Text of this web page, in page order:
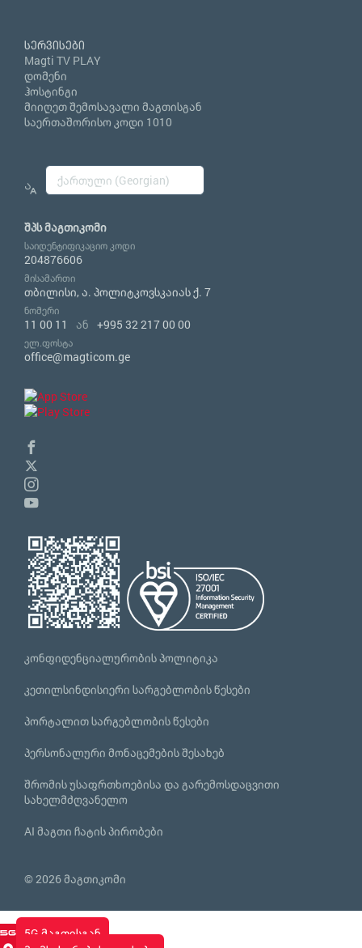
სერვისები
Magti TV PLAY
დომენი
ჰოსტინგი
მიიღეთ შემოსავალი მაგთისგან
საერთაშორისო კოდი 1010
შპს მაგთიკომი
საიდენტიფიკაციო კოდი
204876606
მისამართი
თბილისი, ა. პოლიტკოვსკაიას ქ. 7
ნომერი
11 00 11 ან +995 32 217 00 00
ელ.ფოსტა
office@magticom.ge
კონფიდენციალურობის პოლიტიკა
კეთილსინდისიერი სარგებლობის წესები
პორტალით სარგებლობის წესები
პერსონალური მონაცემების შესახებ
შრომის უსაფრთხოებისა და გარემოსდაცვითი
სახელმძღვანელო
AI მაგთი ჩატის პირობები
© 2026 მაგთიკომი
5G მაგთისგან